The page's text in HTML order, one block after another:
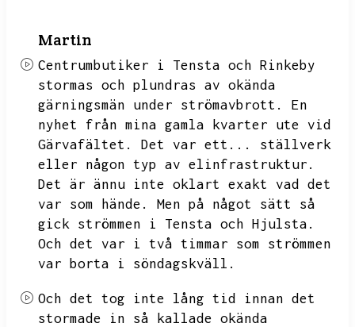
Martin
Centrumbutiker i Tensta och Rinkeby
stormas och plundras av okända
gärningsmän under strömavbrott.
En
nyhet från mina gamla kvarter ute vid
Gärvafältet.
Det var ett...
ställverk
eller någon typ av elinfrastruktur.
Det är ännu inte oklart exakt vad det
var som hände.
Men på något sätt så
gick strömmen i Tensta och Hjulsta.
Och det var i två timmar som strömmen
var borta i söndagskväll.
Och det tog inte lång tid innan det
stormade in så kallade okända